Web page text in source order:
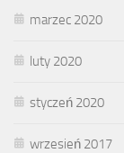
marzec 2020
luty 2020
styczeń 2020
wrzesień 2017